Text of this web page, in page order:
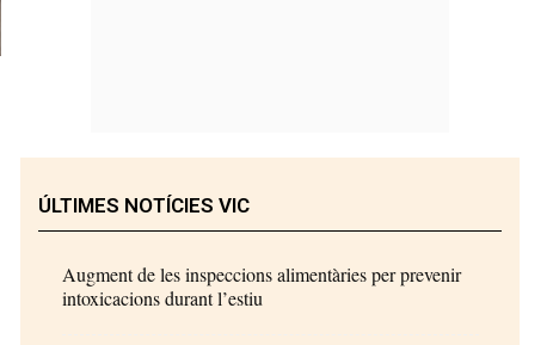
ÚLTIMES NOTÍCIES VIC
Augment de les inspeccions alimentàries per prevenir
intoxicacions durant l’estiu